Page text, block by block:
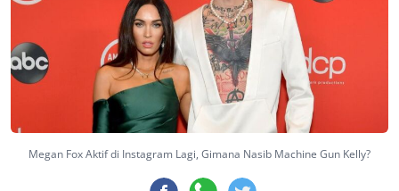
Megan Fox Aktif di Instagram Lagi, Gimana Nasib Machine Gun Kelly?